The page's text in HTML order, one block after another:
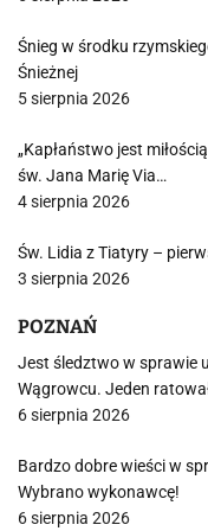
Śnieg w środku
Śnieżnej
5 sierpnia 2026
„Kapłaństwo jest
św. Jana Marię Via…
4 sierpnia 2026
Św. Lidia z Tiatyry –
3 sierpnia 2026
POZNAŃ
Jest śledztwo w sprawie
Wągrowcu. Jeden
6 sierpnia 2026
Bardzo dobre wieści w
Wybrano wykonawcę!
6 sierpnia 2026